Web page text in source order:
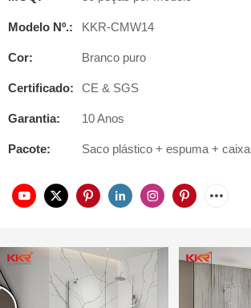
Modelo Nº.: KKR-CMW14
Cor: Branco puro
Certificado: CE & SGS
Garantia: 10 Anos
Pacote: Saco plástico + espuma + caixa